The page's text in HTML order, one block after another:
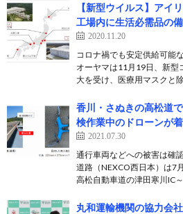
【新型ウイルス】アイ
工場内に生活必需品の
2020.11.20
コロナ禍でも安定供給可能
オーヤマは11月19日、新型
大を受け、医療用マスクと
香川・さぬきの高松道
検作業中のドローンが
2021.07.30
通行車両などへの被害は確
道路（NEXCO西日本）は7
高松自動車道の津田寒川IC
丸和運輸機関の協力会